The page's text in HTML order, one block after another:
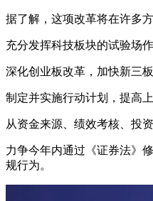
据了解，这项改革将在许多
充分发挥科技板块的试验场
深化创业板改革，加快新三
制定并实施行动计划，提高
从资金来源、绩效考核、投
力争今年内通过《证券法》
规行为。